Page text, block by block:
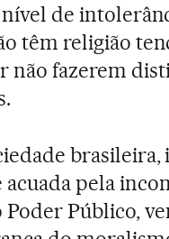
de
têm religião
não fazerem
brasileira,
pela
Público,